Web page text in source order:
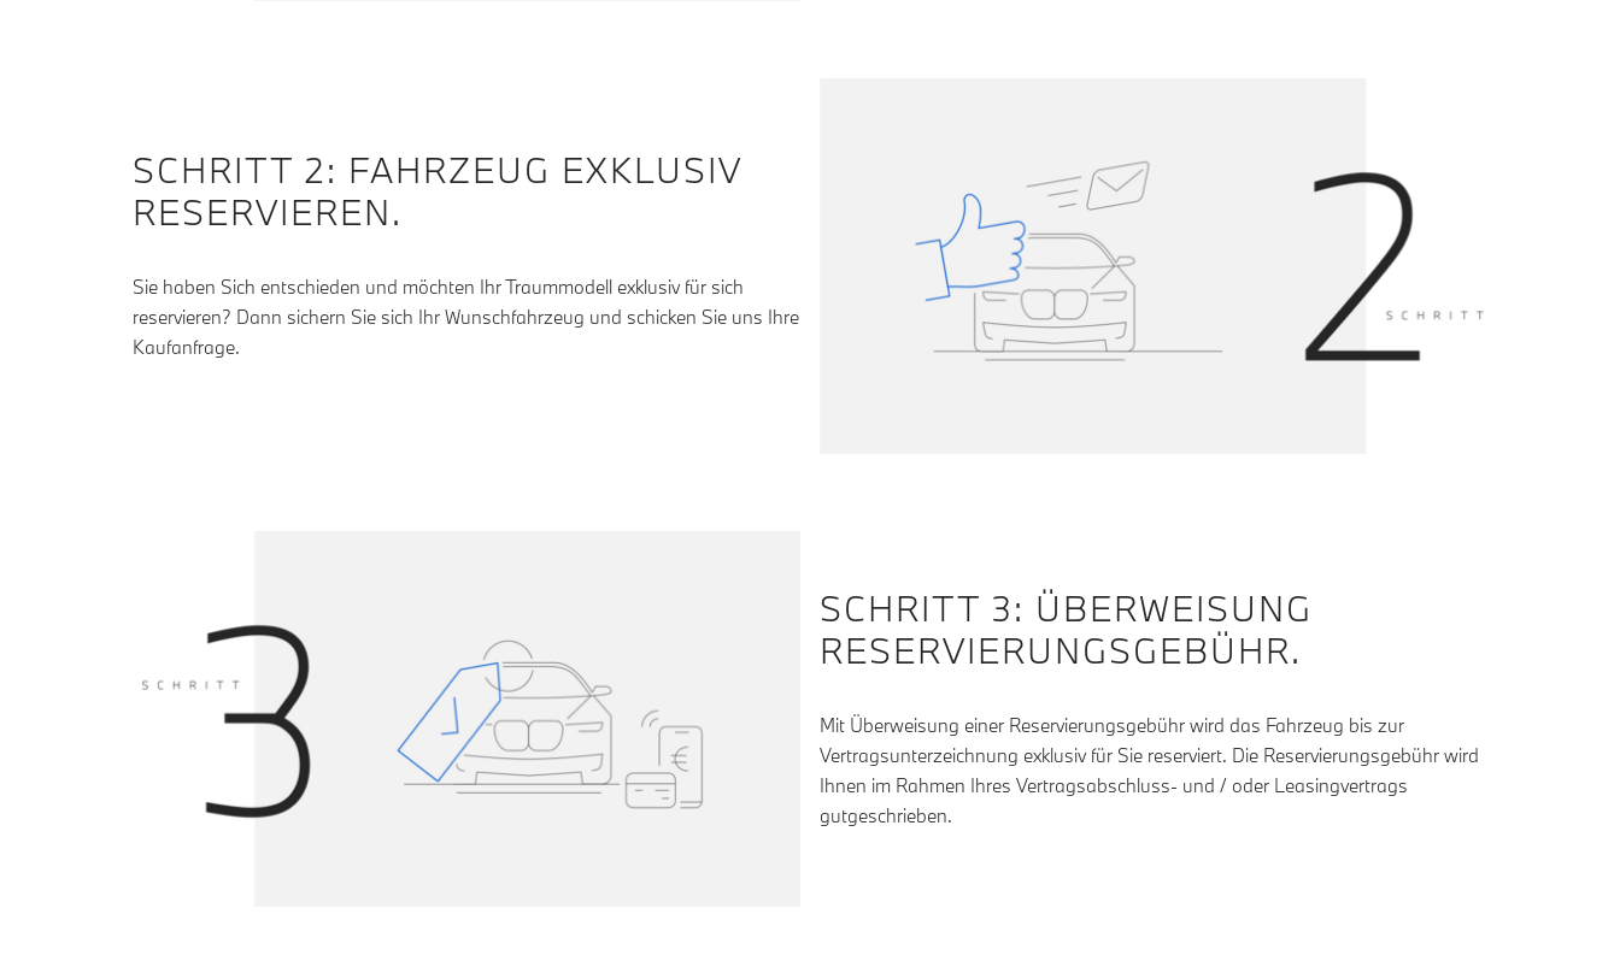
SCHRITT 2: FAHRZEUG EXKLUSIV
RESERVIEREN.
Sie haben Sich entschieden und möchten Ihr Traummodell exklusiv für sich
reservieren? Dann sichern Sie sich Ihr Wunschfahrzeug und schicken Sie uns Ihre
Kaufanfrage.
SCHRITT 3: ÜBERWEISUNG
RESERVIERUNGSGEBÜHR.
Mit Überweisung einer Reservierungsgebühr wird das Fahrzeug bis zur
Vertragsunterzeichnung exklusiv für Sie reserviert. Die Reservierungsgebühr wird
Ihnen im Rahmen Ihres Vertragsabschluss- und / oder Leasingvertrags
gutgeschrieben.